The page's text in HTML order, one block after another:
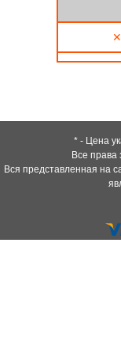
* - Цена
Все
Вся представленная на